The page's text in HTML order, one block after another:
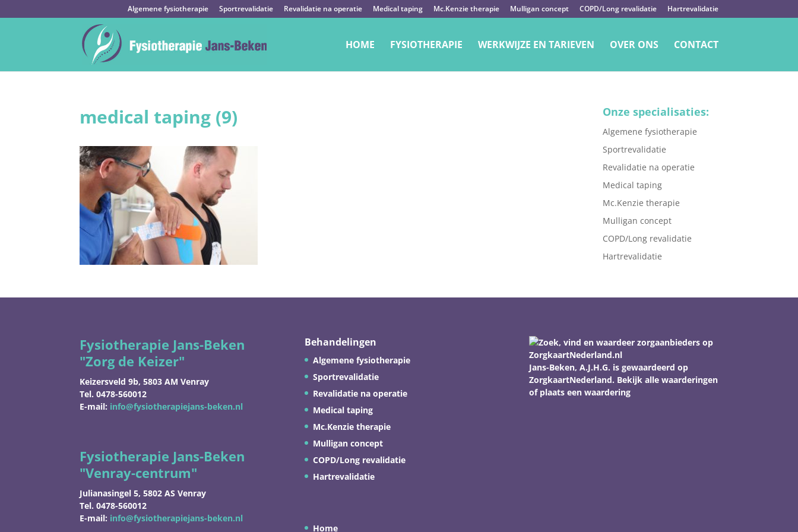
Algemene fysiotherapie Sportrevalidatie Revalidatie na operatie Medical taping Mc.Kenzie therapie Mulligan concept COPD/Long revalidatie Hartrevalidatie
HOME FYSIOTHERAPIE WERKWIJZE EN TARIEVEN OVER ONS CONTACT
medical taping (9) Onze specialisaties:
Algemene fysiotherapie
Sportrevalidatie
Revalidatie na operatie
Medical taping
Mc.Kenzie therapie
Mulligan concept
COPD/Long revalidatie
Hartrevalidatie
Fysiotherapie Jans-Beken
"Zorg de Keizer"
Keizersveld 9b, 5803 AM Venray
Tel. 0478-560012
E-mail: info@fysiotherapiejans-beken.nl
Fysiotherapie Jans-Beken
"Venray-centrum"
Julianasingel 5, 5802 AS Venray
Tel. 0478-560012
E-mail: info@fysiotherapiejans-beken.nl
Behandelingen
Algemene fysiotherapie
Sportrevalidatie
Revalidatie na operatie
Medical taping
Mc.Kenzie therapie
Mulligan concept
COPD/Long revalidatie
Hartrevalidatie
Home
Jans-Beken, A.J.H.G. is gewaardeerd op
ZorgkaartNederland. Bekijk alle waarderingen
of plaats een waardering